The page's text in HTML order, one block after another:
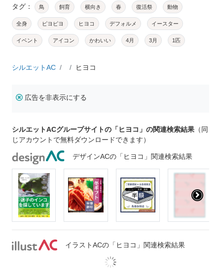
タグ： 鳥 飼育 横向き 春 復活祭 動物
全身 ピヨピヨ ヒヨコ デフォルメ イースター
イベント アイコン かわいい 4月 3月 1匹
シルエットAC ヒヨコ
広告を非表示にする
シルエットACグループサイトの「ヒヨコ」の関連検索結果 （同
じアカウントで無料ダウンロードできます）
デザインACの「ヒヨコ」関連検索結果
イラストACの「ヒヨコ」関連検索結果